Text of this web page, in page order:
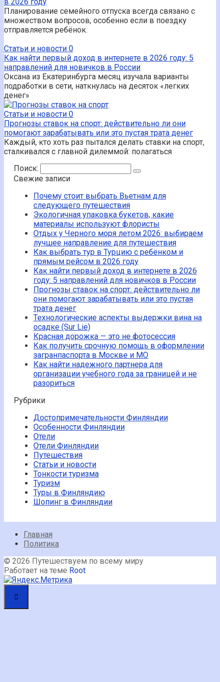
Планирование семейного отпуска всегда связано с
множеством вопросов, особенно если в поездку
отправляется ребёнок.
Статьи и новости 0
Как найти первый доход в интернете в 2026 году: 5
направлений для новичков в России
Оксана из Екатеринбурга месяц изучала варианты
подработки в сети, наткнулась на десяток «легких
денег»
Статьи и новости 0
Прогнозы ставок на спорт: действительно ли они
помогают зарабатывать или это пустая трата денег
Каждый, кто хоть раз пытался делать ставки на спорт,
сталкивался с главной дилеммой: полагаться
Поиск:
Свежие записи
Почему стоит выбрать Вьетнам для
следующего путешествия
Экологичная упаковка букетов, какие
материалы используют флористы
Отдых у Черного моря летом 2026: выбираем
лучшее направление для путешествия
Как выбрать тур в Турцию с ребёнком и
прямым рейсом в 2026 году
Как найти первый доход в интернете в 2026
году: 5 направлений для новичков в России
Прогнозы ставок на спорт: действительно ли
они помогают зарабатывать или это пустая
трата денег
Технологические аспекты выдержки вина на
осадке (Sur Lie)
Красная дорожка — это не фотосессия
Как получить срочную помощь в оформлении
загранпаспорта в Москве и МО
Как найти надежного партнера для
организации учебного года за границей и не
разориться
Рубрики
Достопримечательности Финляндии
Особенности Финляндии
Отели
Отели Финляндии
Путешествия
Статьи и новости
Тонкости туризма
Туризм
Туры в Финляндию
Шопинг в Финляндии
Главная
Политика
© 2026 Путешествуем по всему миру
Работает на теме Root